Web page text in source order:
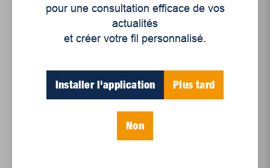
https://actualites.uqam.ca/2020/journee-de-la-gentillesse/
Les bienfaits scientifiquement prouvés de la gentillesse – Psychologies.com
Société | Une force insoupçonnée | La Presse
pour une consultation efficace de vos
actualités
et créer votre fil personnalisé.
Installer l'application Plus tard
Non